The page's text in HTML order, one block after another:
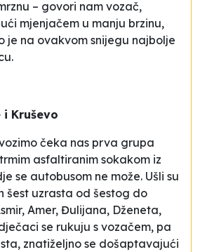
– govori nam vozač,
mjenjačem u manju brzinu,
je na ovakvom snijegu najbolje
i Kruševo
čeka nas prva grupa
asfaltiranim sokakom iz
se autobusom ne može. Ušli su
šest uzrasta od šestog do
Amer, Đulijana, Dženeta,
se rukuju s vozačem, pa
znatiželjno se došaptavajući